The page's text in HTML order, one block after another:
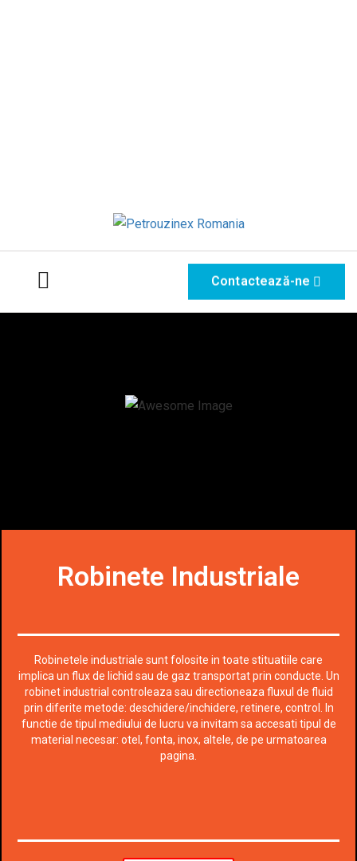
Contactează-ne
Robinete Industriale
Robinetele industriale sunt folosite in toate stituatiile care
implica un flux de lichid sau de gaz transportat prin conducte. Un
robinet industrial controleaza sau directioneaza fluxul de fluid
prin diferite metode: deschidere/inchidere, retinere, control. In
functie de tipul mediului de lucru va invitam sa accesati tipul de
material necesar: otel, fonta, inox, altele, de pe urmatoarea
pagina.